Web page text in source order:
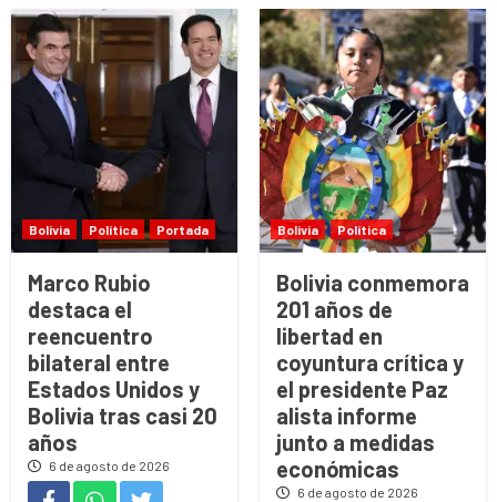
Bolivia Política Portada
Marco Rubio
destaca el
reencuentro
bilateral entre
Estados Unidos y
Bolivia tras casi 20
años
6 de agosto de 2026
Bolivia Política
Bolivia conmemora
201 años de
libertad en
coyuntura crítica y
el presidente Paz
alista informe
junto a medidas
económicas
6 de agosto de 2026